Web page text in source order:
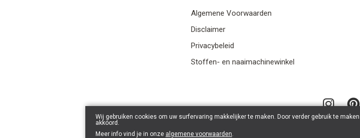
Algemene Voorwaarden
Disclaimer
Privacybeleid
Stoffen- en naaimachinewinkel
Wij gebruiken cookies om uw surfervaring makkelijker te maken. Door verder gebruik te
akkoord.
Meer info vind je in onze algemene voorwaarden.